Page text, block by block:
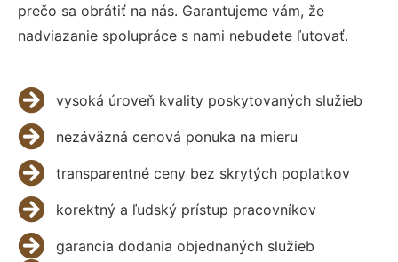
prečo sa obrátiť na nás. Garantujeme vám, že
nadviazanie spolupráce s nami nebudete ľutovať.
vysoká úroveň kvality poskytovaných služieb
nezáväzná cenová ponuka na mieru
transparentné ceny bez skrytých poplatkov
korektný a ľudský prístup pracovníkov
garancia dodania objednaných služieb